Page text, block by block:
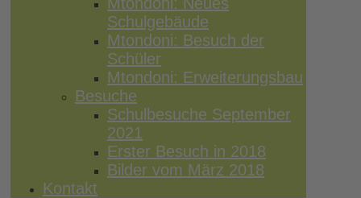
Schulgebäude
Mtondoni: Besuch der
Schüler
Mtondoni: Erweiterungsbau
Besuche
Schulbesuche September
2021
Erster Besuch in 2018
Bilder vom März 2018
Kontakt